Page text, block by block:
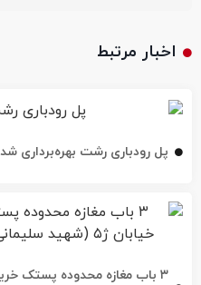
اخبار مرتبط
پل رودباری رشت بهره‌برداری شد